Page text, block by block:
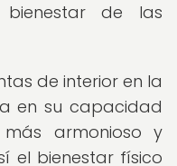
de las
de interior en la
en su capacidad
armonioso y
el bienestar físico